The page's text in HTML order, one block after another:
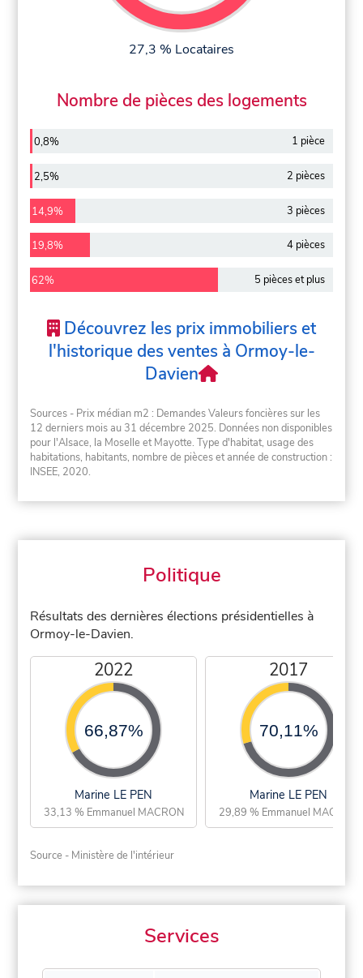
27,3 % Locataires
Nombre de pièces des logements
0,8% 1 pièce
2,5% 2 pièces
14,9% 3 pièces
19,8% 4 pièces
62% 5 pièces et plus
Découvrez les prix immobiliers et
l'historique des ventes à Ormoy-le-
Davien
Sources - Prix médian m2 : Demandes Valeurs foncières sur les
12 derniers mois au 31 décembre 2025. Données non disponibles
pour l'Alsace, la Moselle et Mayotte. Type d'habitat, usage des
habitations, habitants, nombre de pièces et année de construction :
INSEE, 2020.
Politique
Résultats des dernières élections présidentielles à
Ormoy-le-Davien.
2022
66,87%
Marine LE PEN
33,13 % Emmanuel MACRON
2017
70,11%
Marine LE PEN
29,89 % Emmanuel MACRON
Source - Ministère de l'intérieur
Services